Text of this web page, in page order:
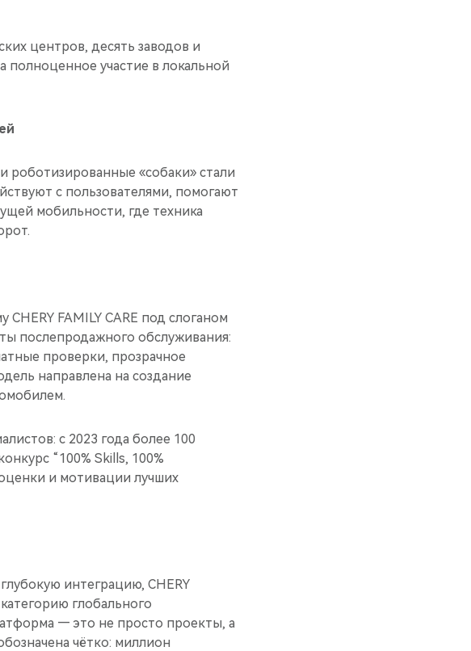
центров, десять заводов и
полноценное участие в локальной
роботизированные «собаки» стали
с пользователями, помогают
мобильности, где техника
FAMILY CARE под слоганом
послепродажного обслуживания:
проверки, прозрачное
направлена на создание
с 2023 года более 100
“100% Skills, 100%
и мотивации лучших
интеграцию, CHERY
глобального
— это не просто проекты, а
чётко: миллион